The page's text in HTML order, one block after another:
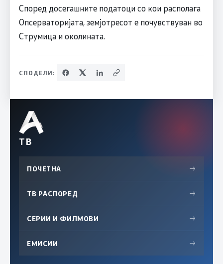
Според досегашните податоци со кои располага
Опсерваторијата, земјотресот е почувствуван во
Струмица и околината.
СПОДЕЛИ:
ТВ
ПОЧЕТНА →
ТВ РАСПОРЕД →
СЕРИИ И ФИЛМОВИ →
ЕМИСИИ →